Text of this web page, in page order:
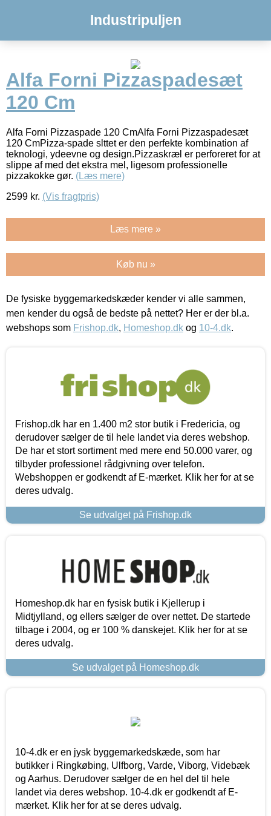
Industripuljen
Alfa Forni Pizzaspadesæt
120 Cm
Alfa Forni Pizzaspade 120 CmAlfa Forni Pizzaspadesæt
120 CmPizza-spade slttet er den perfekte kombination af
teknologi, ydeevne og design.Pizzaskræl er perforeret for at
slippe af med det ekstra mel, ligesom professionelle
pizzakokke gør. (Læs mere)
2599 kr. (Vis fragtpris)
Læs mere »
Køb nu »
De fysiske byggemarkedskæder kender vi alle sammen,
men kender du også de bedste på nettet? Her er der bl.a.
webshops som Frishop.dk, Homeshop.dk og 10-4.dk.
Frishop.dk har en 1.400 m2 stor butik i Fredericia, og
derudover sælger de til hele landet via deres webshop.
De har et stort sortiment med mere end 50.000 varer, og
tilbyder professionel rådgivning over telefon.
Webshoppen er godkendt af E-mærket. Klik her for at se
deres udvalg.
Se udvalget på Frishop.dk
Homeshop.dk har en fysisk butik i Kjellerup i
Midtjylland, og ellers sælger de over nettet. De startede
tilbage i 2004, og er 100 % danskejet. Klik her for at se
deres udvalg.
Se udvalget på Homeshop.dk
10-4.dk er en jysk byggemarkedskæde, som har
butikker i Ringkøbing, Ulfborg, Varde, Viborg, Videbæk
og Aarhus. Derudover sælger de en hel del til hele
landet via deres webshop. 10-4.dk er godkendt af E-
mærket. Klik her for at se deres udvalg.